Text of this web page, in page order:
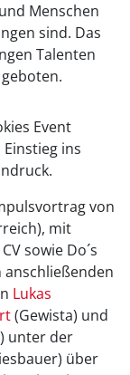
Menschen
sind. Das
Talenten
Event
ins
von
mit
sowie Do´s
anschließenden
Lukas
(Gewista) und
unter der
über